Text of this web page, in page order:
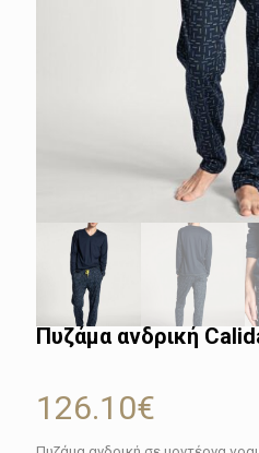
Πυζάμα ανδρική
126.10€